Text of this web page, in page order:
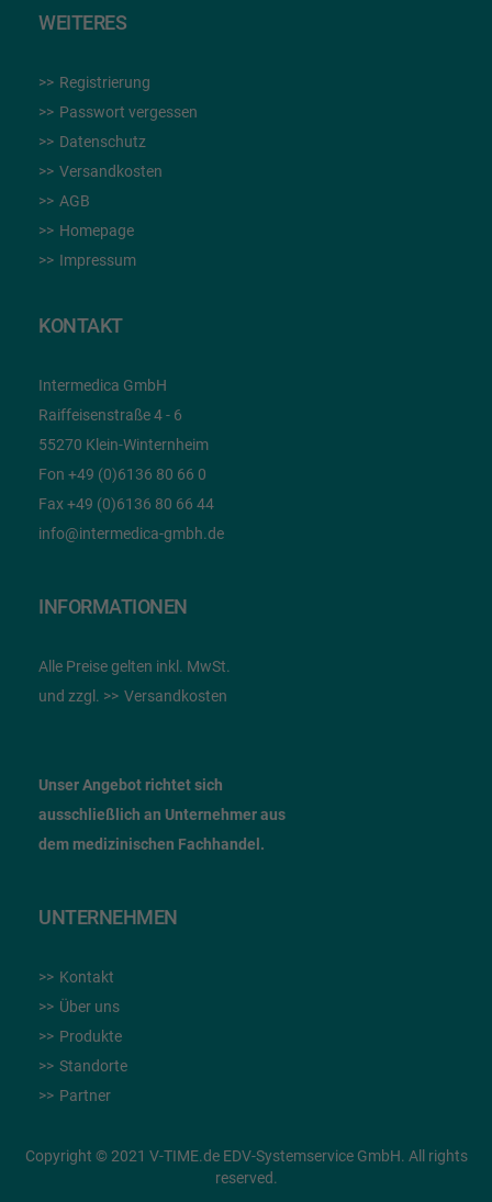
WEITERES
Registrierung
Passwort vergessen
Datenschutz
Versandkosten
AGB
Homepage
Impressum
KONTAKT
Intermedica GmbH
Raiffeisenstraße 4 - 6
55270 Klein-Winternheim
Fon +49 (0)6136 80 66 0
Fax +49 (0)6136 80 66 44
info@intermedica-gmbh.de
INFORMATIONEN
Alle Preise gelten inkl. MwSt.
und zzgl.
Versandkosten
Unser Angebot richtet sich
ausschließlich an Unternehmeraus
demmedizinischen Fachhandel.
UNTERNEHMEN
Kontakt
Über uns
Produkte
Standorte
Partner
Copyright © 2021 V-TIME.de EDV-Systemservice GmbH. All rights
reserved.